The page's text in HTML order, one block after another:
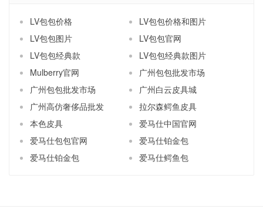
LV包包价格
LV包包价格和图片
LV包包图片
LV包包官网
LV包包经典款
LV包包经典款图片
Mulberry官网
广州包包批发市场
广州包包批发市场
广州白云皮具城
广州高仿奢侈品批发
拉尔森鳄鱼皮具
本色皮具
爱马仕中国官网
爱马仕包包官网
爱马仕铂金包
爱马仕铂金包
爱马仕鳄鱼包